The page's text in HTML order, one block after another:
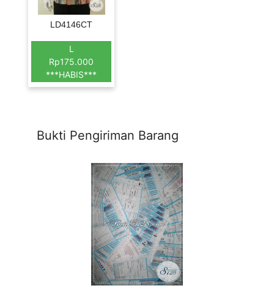
LD4146CT
L
Rp175.000
***HABIS***
Bukti Pengiriman Barang